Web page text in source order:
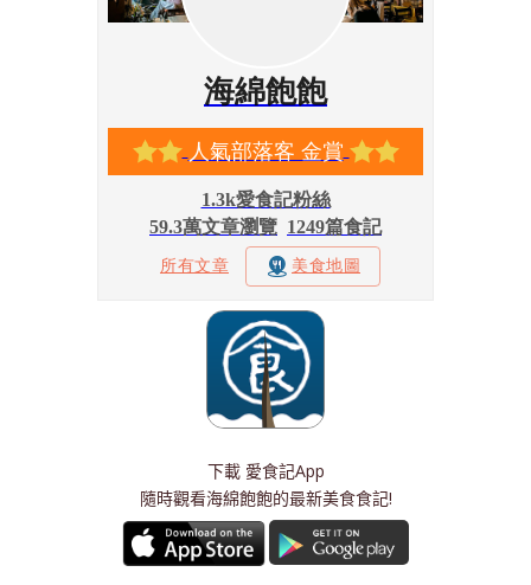
下載 愛食記App
隨時觀看海綿飽飽的最新美食食記!